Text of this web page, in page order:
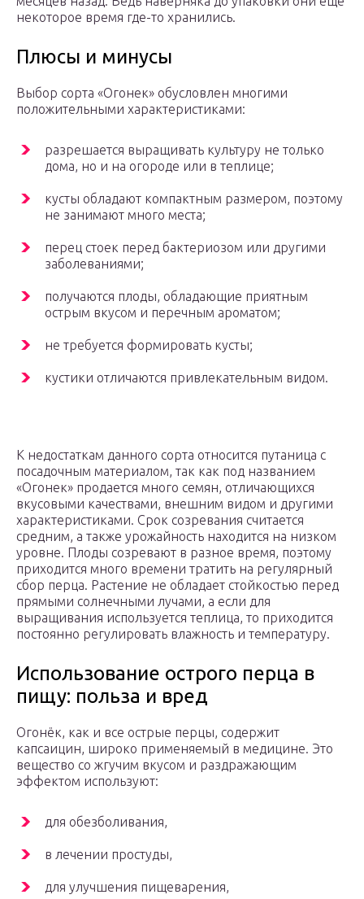
некоторое время где-то хранились.
Плюсы и минусы
Выбор сорта «Огонек» обусловлен многими
положительными характеристиками:
разрешается выращивать культуру не только
дома, но и на огороде или в теплице;
кусты обладают компактным размером, поэтому
не занимают много места;
перец стоек перед бактериозом или другими
заболеваниями;
получаются плоды, обладающие приятным
острым вкусом и перечным ароматом;
не требуется формировать кусты;
кустики отличаются привлекательным видом.
К недостаткам данного сорта относится путаница с
посадочным материалом, так как под названием
«Огонек» продается много семян, отличающихся
вкусовыми качествами, внешним видом и другими
характеристиками. Срок созревания считается
средним, а также урожайность находится на низком
уровне. Плоды созревают в разное время, поэтому
приходится много времени тратить на регулярный
сбор перца. Растение не обладает стойкостью перед
прямыми солнечными лучами, а если для
выращивания используется теплица, то приходится
постоянно регулировать влажность и температуру.
Использование острого перца в
пищу: польза и вред
Огонёк, как и все острые перцы, содержит
капсаицин, широко применяемый в медицине. Это
вещество со жгучим вкусом и раздражающим
эффектом используют:
для обезболивания,
в лечении простуды,
для улучшения пищеварения,